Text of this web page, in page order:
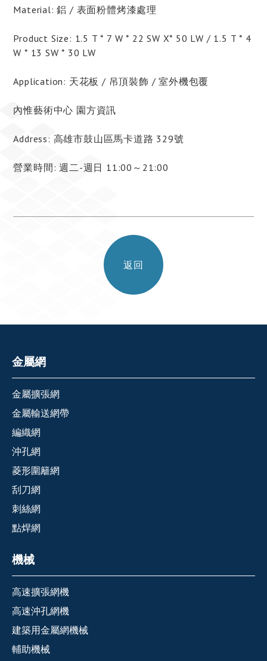
Material: 鋁 / 表面粉體烤漆處理
Product Size: 1.5 T * 7 W * 22 SW X* 50 LW / 1.5 T * 4
W * 13 SW * 30 LW
Application: 天花板 / 吊頂裝飾 / 室外機包覆
內惟藝術中心 園方資訊
Address: 高雄市鼓山區馬卡道路 329號
營業時間: 週二-週日 11:00～21:00
返回
金屬網
金屬擴張網
金屬輸送網帶
編織網
沖孔網
菱形圍籬網
刮刀網
刺絲網
點焊網
機械
高速擴張網機
高速沖孔網機
建築用金屬網機械
輔助機械